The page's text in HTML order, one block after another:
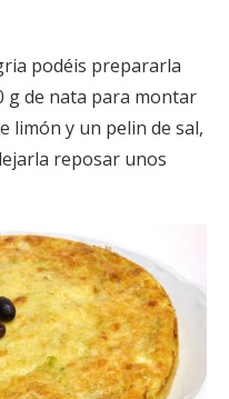
podéis prepararla
g de nata para montar
limón y un pelin de sal,
reposar unos